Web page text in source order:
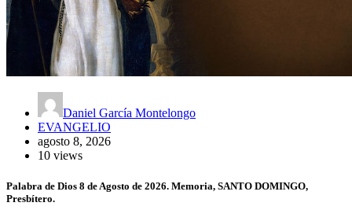
Daniel García Montelongo
EVANGELIO
agosto 8, 2026
10 views
Palabra de Dios 8 de Agosto de 2026. Memoria, SANTO DOMINGO,
Presbítero.